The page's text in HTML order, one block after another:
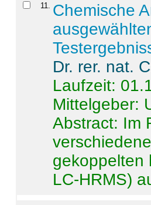
11
Chemische
Dr. rer. nat.
Laufzeit:
Mittelgeber:
Abstract: Im
gekoppelten
LC-HRMS)